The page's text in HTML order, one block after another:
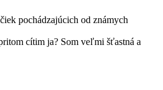
pochádzajúcich od známych
cítim ja? Som veľmi šťastná a